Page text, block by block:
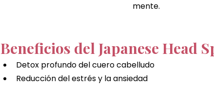
mente.
Beneficios del Japanese Head
Detox profundo del cuero cabelludo
Reducción del estrés y la ansiedad